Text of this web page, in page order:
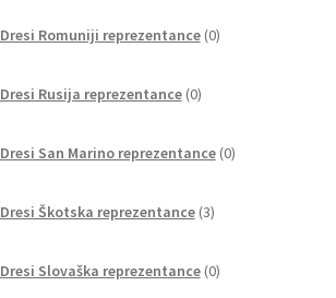
Dresi Romuniji reprezentance 0izdelkov
Dresi Rusija reprezentance 0izdelkov
Dresi San Marino reprezentance 0izdelkov
Dresi Škotska reprezentance 3izdelki
Dresi Slovaška reprezentance 0izdelkov